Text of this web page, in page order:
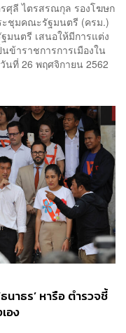
ศุลี ไตรสรณกุล รองโฆษก
ะชุมคณะรัฐมนตรี (ครม.)
มนตรี เสนอให้มีการแต่ง
ข้าราชการการเมืองใน
ที่ 26 พฤศจิกายน 2562
นาธร’ หารือ ตำรวจชี้
อง